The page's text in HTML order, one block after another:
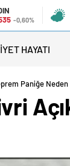
-0,60%
HAYATI
Paniğe Neden